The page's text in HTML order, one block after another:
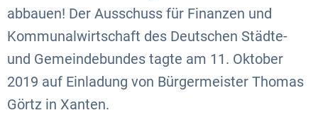
abbauen! Der Ausschuss für Finanzen und
Kommunalwirtschaft des Deutschen Städte-
und Gemeindebundes tagte am 11. Oktober
2019 auf Einladung von Bürgermeister Thomas
Görtz in Xanten.